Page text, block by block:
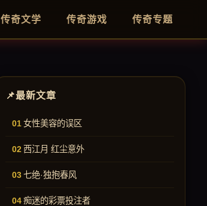
传奇文学 传奇游戏 传奇专题
最新文章
女性美容的误区
西江月 红尘意外
七绝·独抱春风
痴迷的彩票投注者